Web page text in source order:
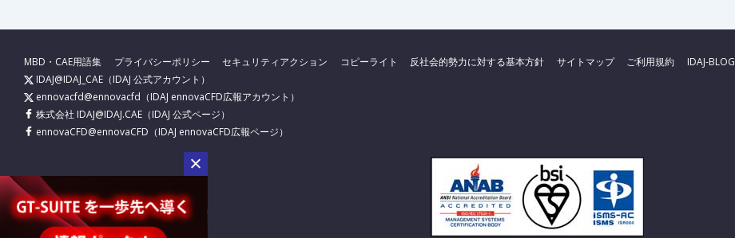
MBD・CAE用語集 プライバシーポリシー セキュリティアクション コピーライト 反社会的勢力に対する基本方針 サイトマップ ご利用規約
IDAJ-BLOG
IDAJ@IDAJ_CAE （IDAJ 公式アカウント）
ennovacfd@ennovacfd （IDAJ ennovaCFD広報アカウント）
株式会社 IDAJ@IDAJ.CAE （IDAJ 公式ページ）
ennovaCFD@ennovaCFD （IDAJ ennovaCFD広報ページ）